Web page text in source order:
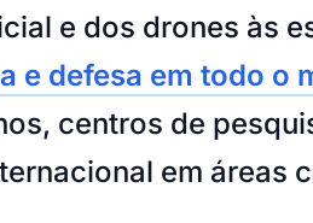
e dos drones às
e defesa em todo o
centros de
em áreas